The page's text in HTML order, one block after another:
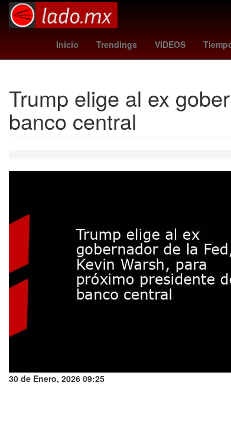
Inicio Trendings VIDEOS
colombia vs jordan Star Wars colombia - jordania
Trump elige al ex
banco central
30 de Enero, 2026 09:25